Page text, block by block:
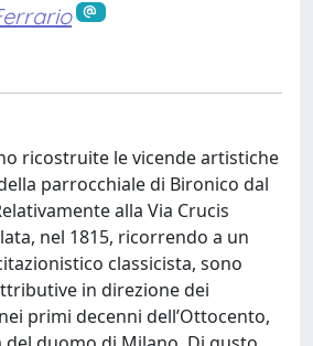
ricostruite le vicende artistiche
parrocchiale di Bironico dal
alla Via Crucis
nel 1815, ricorrendo a un
classicista, sono
in direzione dei
primi decenni dell’Ottocento,